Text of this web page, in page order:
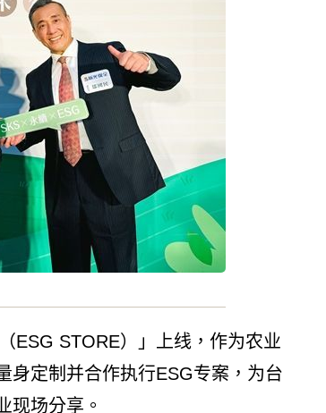
ESG STORE）」上线，作为农业
身定制并合作执行ESG专案，为台
现场分享。